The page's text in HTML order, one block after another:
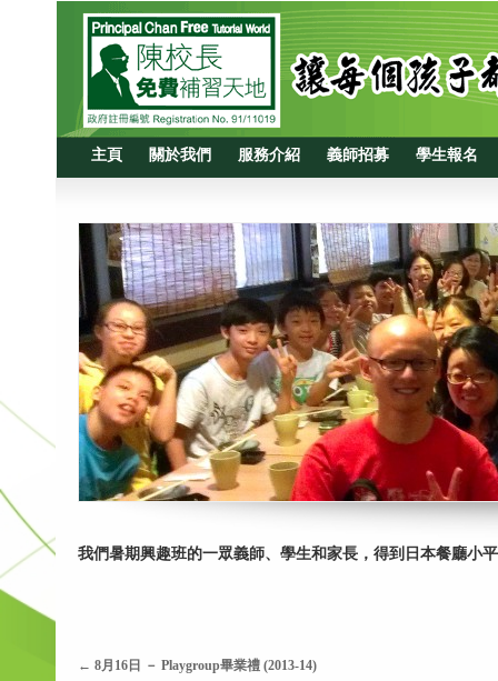
主頁 關於我們 服務介紹 義師招募 學生報名
我們暑期興趣班的一眾義師、學生和家長，得到日本餐廳小
← 8月16日 － Playgroup畢業禮 (2013-14)